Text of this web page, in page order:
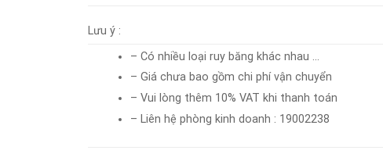
Lưu ý :
– Có nhiều loại ruy băng khác nhau …
– Giá chưa bao gồm chi phí vận chuyển
– Vui lòng thêm 10% VAT khi thanh toán
– Liên hệ phòng kinh doanh : 19002238